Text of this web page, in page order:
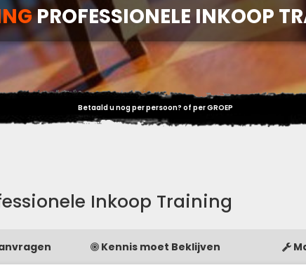
PROFESSIONELE INKOOP
Betaald u nog per persoon? of per GROEP
Inkoop Training
Kennis moet Beklijven